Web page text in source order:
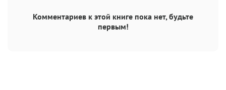
Комментариев к этой книге пока нет, будьте
первым!